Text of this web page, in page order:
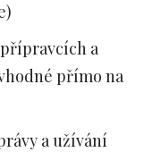
a
přímo na
a užívání